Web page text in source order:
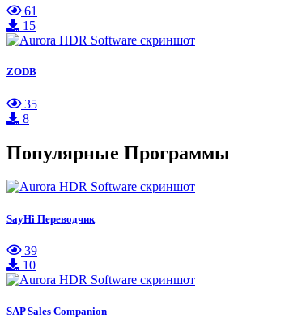
61
15
ZODB
35
8
Популярные Программы
SayHi Переводчик
39
10
SAP Sales Companion